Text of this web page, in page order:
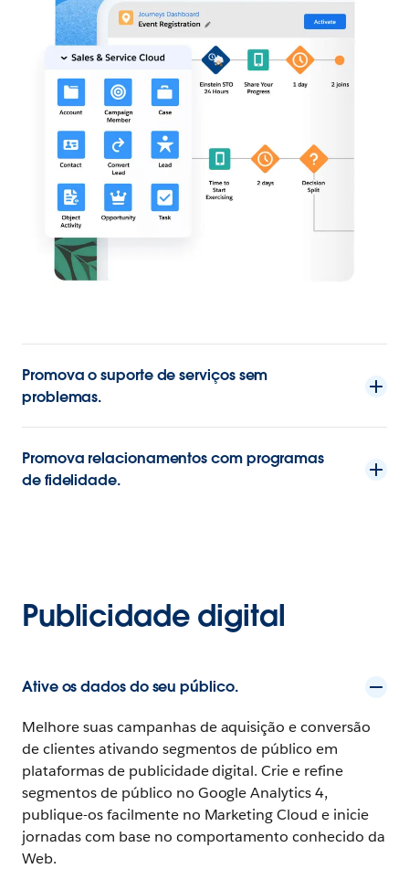
Promova o suporte de serviços sem
problemas.
Promova relacionamentos com programas
de fidelidade.
Publicidade digital
Ative os dados do seu público.
Melhore suas campanhas de aquisição e conversão
de clientes ativando segmentos de público em
plataformas de publicidade digital. Crie e refine
segmentos de público no Google Analytics 4,
publique-os facilmente no Marketing Cloud e inicie
jornadas com base no comportamento conhecido da
Web.